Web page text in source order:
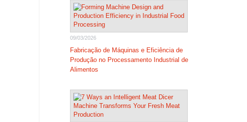
09/03/2026
Fabricação de Máquinas e Eficiência de
Produção no Processamento Industrial de
Alimentos